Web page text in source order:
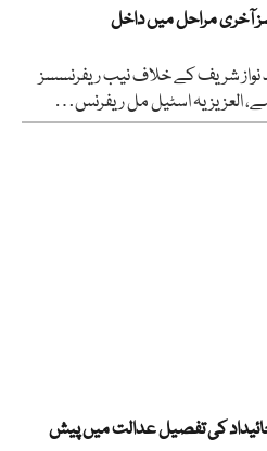
آخری مراحل میں داخل
نواز شریف کے خلاف نیب ریفرنسسز
العزیزیہ اسٹیل مل ریفرنس…
کی تفصیل عدالت میں پیش